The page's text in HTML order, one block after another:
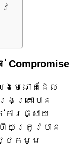
Compromise
មេរោគដែល
គ្រោះបាន
ារផ្សាយ
យត្រូវបាន
ជ្ជកម្ម